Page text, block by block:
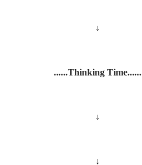
↓
......Thinking Time......
↓
↓